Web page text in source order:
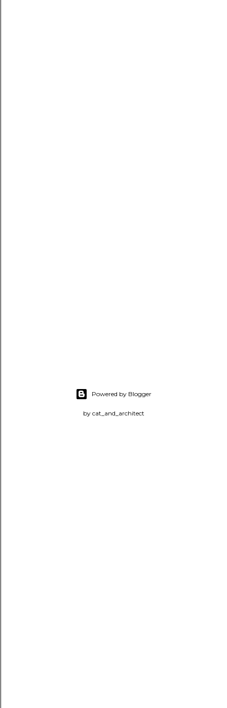
Powered by Blogger
by cat_and_architect